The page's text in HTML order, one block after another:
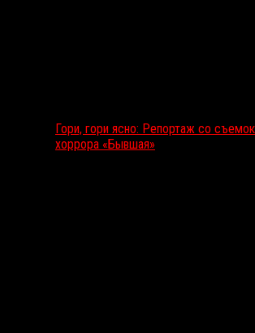
Гори, гори ясно: Репортаж со
хоррора «Бывшая»